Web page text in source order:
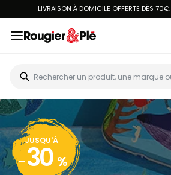
LIVRAISON À DOMICILE OFFERTE DÈS 70€.
JUSQU'À
- 30 %